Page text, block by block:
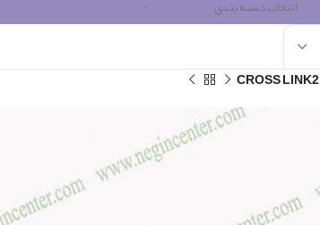
انتخاب دسته بندی